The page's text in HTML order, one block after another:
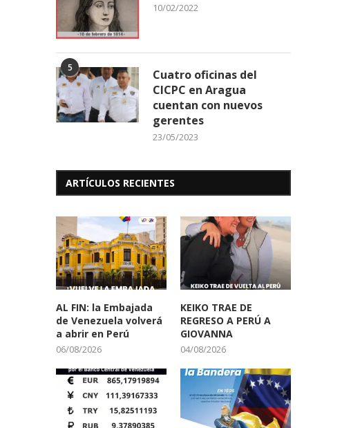
10/02/2022
5
Cuatro oficinas del
CICPC en Aragua
cuentan con nuevos
gerentes
23/05/2023
ARTÍCULOS RECIENTES
AL FIN: la Embajada
de Venezuela volverá
a abrir en Perú
06/08/2026
KEIKO TRAE DE
REGRESO A PERÚ A
GIOVANNA
04/08/2026